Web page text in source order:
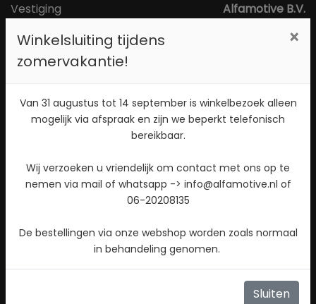
Vestiging
Alfamotive B.V.
Adres
Poort van Midden Gelderland Rood 1a
Toon kaart
Direct contact opnemen? Bel 026-4721177!
Stuur een WhatsApp bericht!
Check beschikbaarheid
Winkelsluiting tijdens
zomervakantie!
×
Van 31 augustus tot 14 september is winkelbezoek alleen
mogelijk via afspraak en zijn we beperkt telefonisch
bereikbaar.
Wij verzoeken u vriendelijk om contact met ons op te
nemen via mail of whatsapp -> info@alfamotive.nl of
06-20208135
De bestellingen via onze webshop worden zoals normaal
in behandeling genomen.
Sluiten